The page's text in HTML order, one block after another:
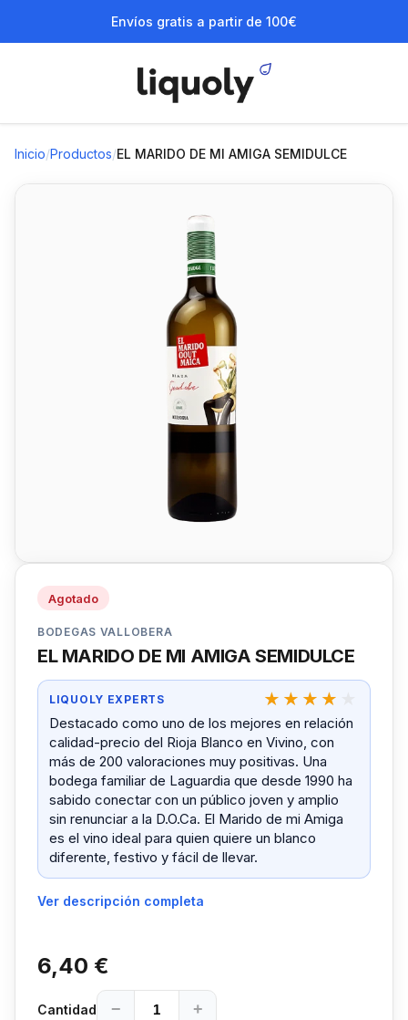
Envíos gratis a partir de 100€
Inicio/Productos/EL MARIDO DE MI AMIGA SEMIDULCE
Agotado
BODEGAS VALLOBERA
EL MARIDO DE MI AMIGA SEMIDULCE
LIQUOLY EXPERTS
Destacado como uno de los mejores en relación
calidad-precio del Rioja Blanco en Vivino, con
más de 200 valoraciones muy positivas. Una
bodega familiar de Laguardia que desde 1990 ha
sabido conectar con un público joven y amplio
sin renunciar a la D.O.Ca. El Marido de mi Amiga
es el vino ideal para quien quiere un blanco
diferente, festivo y fácil de llevar.
Ver descripción completa
6,40 €
Cantidad − +